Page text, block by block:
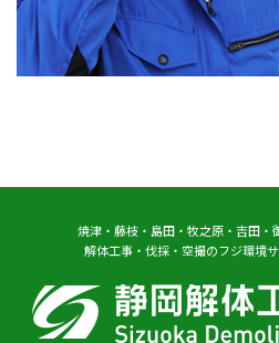
焼津・藤枝・島田・牧之原・吉田・
解体工事・伐採・空撮のフジ環境サ